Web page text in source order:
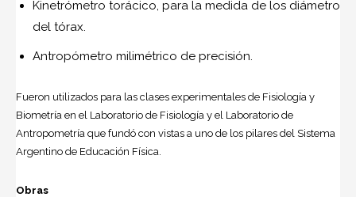
Kinetrómetro torácico, para la medida de los diámetro
del tórax.
Antropómetro milimétrico de precisión.
Fueron utilizados para las clases experimentales de Fisiología y
Biometría en el Laboratorio de Fisiología y el Laboratorio de
Antropometría que fundó con vistas a uno de los pilares del Sistema
Argentino de Educación Física.
Obras